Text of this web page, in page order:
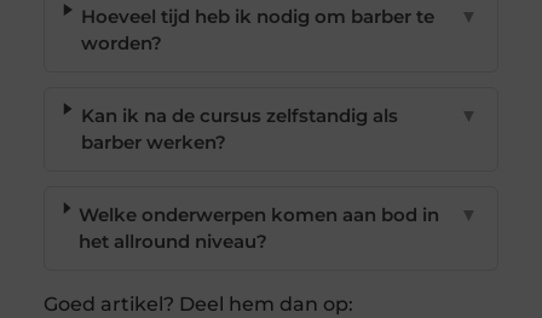
Hoeveel tijd heb ik nodig om barber te
worden?
▼
Kan ik na de cursus zelfstandig als
barber werken?
▼
Welke onderwerpen komen aan bod in
het allround niveau?
▼
Goed artikel? Deel hem dan op: